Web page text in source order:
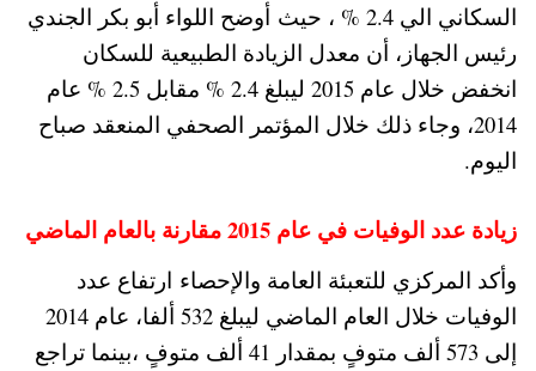
السكاني الي 2.4 % ، حيث أوضح اللواء أبو بكر الجندي
رئيس الجهاز، أن معدل الزيادة الطبيعية للسكان
انخفض خلال عام 2015 ليبلغ 2.4 % مقابل 2.5 % عام
2014، وجاء ذلك خلال المؤتمر الصحفي المنعقد صباح
اليوم.
زيادة عدد الوفيات في عام 2015 مقارنة بالعام الماضي
وأكد المركزي للتعبئة العامة والإحصاء ارتفاع عدد
الوفيات خلال العام الماضي ليبلغ 532 ألفا، عام 2014
إلى 573 ألف متوفٍ بمقدار 41 ألف متوفٍ ،بينما تراجع